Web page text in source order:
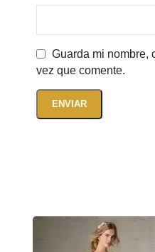
Guarda mi nombre,
vez que comente.